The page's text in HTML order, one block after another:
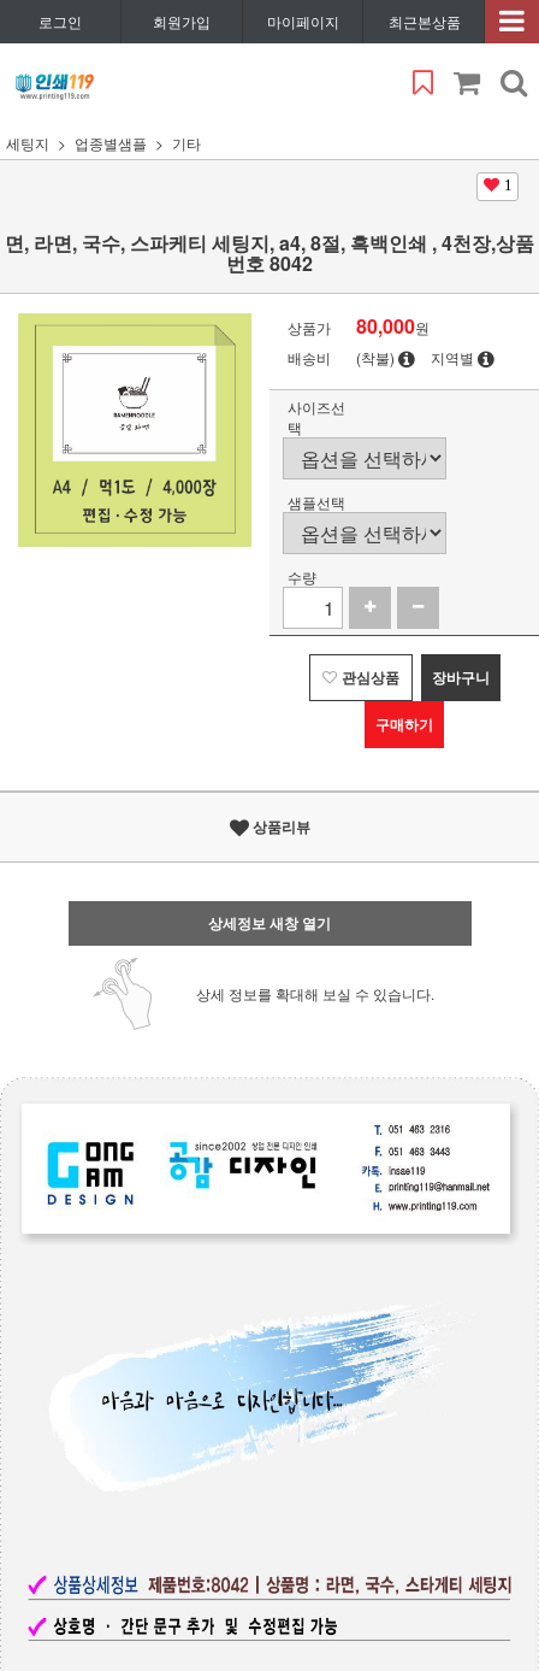
로그인 회원가입 마이페이지 최근본상품
세팅지 업종별샘플 기타
1
면, 라면, 국수, 스파케티 세팅지, a4, 8절, 흑백인쇄 , 4천장,상품
번호 8042
상품가 80,000원
배송비
(착불) 지역별
사이즈선
택
샘플선택
수량
관심상품 장바구니
구매하기
상품리뷰
상세정보 새창 열기
상세 정보를 확대해 보실 수 있습니다.